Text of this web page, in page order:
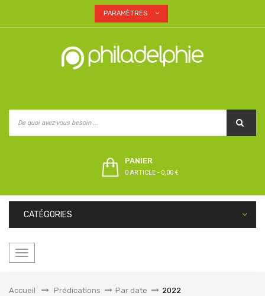
PARAMÈTRES
PANIER
0 ARTICLE - 0,00 €
CATÉGORIES
Basculer
Accueil
&gt;Prédications > Par date > 2022